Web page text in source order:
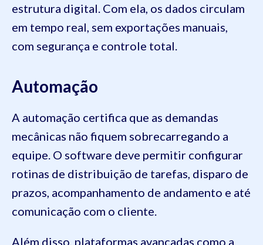
estrutura digital. Com ela, os dados circulam
em tempo real, sem exportações manuais,
com segurança e controle total.
Automação
A automação certifica que as demandas
mecânicas não fiquem sobrecarregando a
equipe. O software deve permitir configurar
rotinas de distribuição de tarefas, disparo de
prazos, acompanhamento de andamento e até
comunicação com o cliente.
Além disso, plataformas avançadas como a